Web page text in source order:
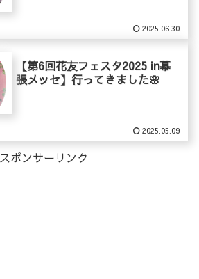
2025.06.30
【第6回花友フェスタ2025 in幕
張メッセ】行ってきました🌸
2025.05.09
スポンサーリンク